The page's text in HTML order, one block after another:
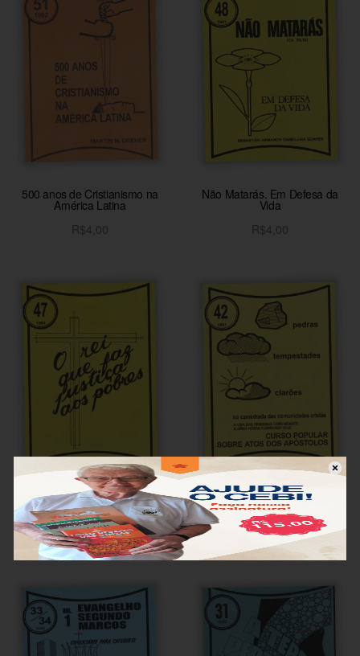
500 anos de Cristianismo na
América Latina
R$4,00
Não Matarás. Em Defesa da
Vida
R$4,00
O Rei que Faz Justiça aos
Pobres
R$4,00
Adicionar ao carrinho
Curso Popular sobre Atos dos
Apóstolos
R$4,00
Adicionar ao carrinho